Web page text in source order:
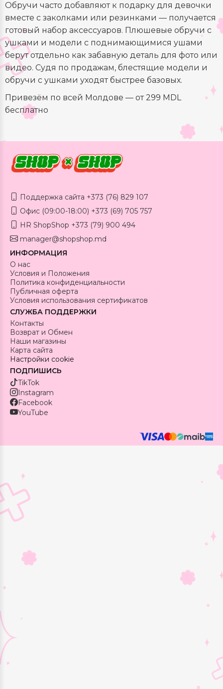
Обручи часто добавляют к подарку для девочки
вместе с заколками или резинками — получается
готовый набор аксессуаров. Плюшевые обручи с
ушками и модели с поднимающимися ушами
берут отдельно как забавную деталь для фото или
видео. Судя по продажам, блестящие модели и
обручи с ушками уходят быстрее базовых.
Привезём по всей Молдове — от 299 MDL
бесплатно
Поддержка сайта +373 (76) 829 107
Офис (09:00-18:00) +373 (69) 705 757
HR ShopShop +373 (79) 900 494
manager@shopshop.md
ИНФОРМАЦИЯ
О нас
Условия и Положения
Политика конфиденциальности
Публичная оферта
Условия использования сертификатов
СЛУЖБА ПОДДЕРЖКИ
Контакты
Возврат и Обмен
Наши магазины
Карта сайта
Настройки cookie
ПОДПИШИСЬ
TikTok
Instagram
Facebook
YouTube